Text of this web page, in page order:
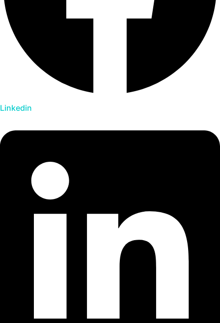
Linkedin